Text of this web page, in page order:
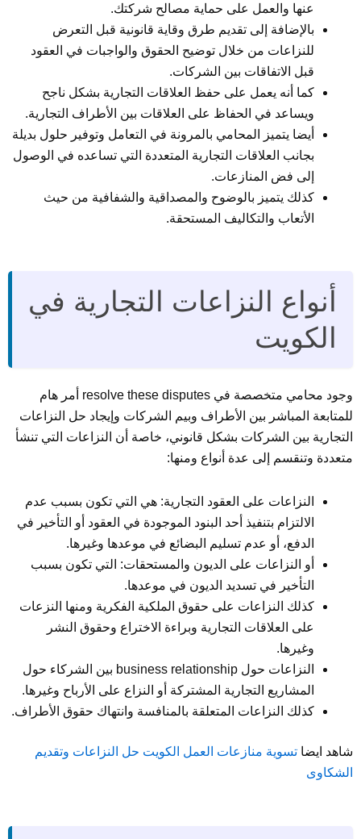
عنها والعمل على حماية مصالح شركتك.
بالإضافة إلى تقديم طرق وقاية قانونية قبل التعرض
للنزاعات من خلال توضيح الحقوق والواجبات في العقود
قبل الاتفاقات بين الشركات.
كما أنه يعمل على حفظ العلاقات التجارية بشكل ناجح
ويساعد في الحفاظ على العلاقات بين الأطراف التجارية.
أيضا يتميز المحامي بالمرونة في التعامل وتوفير حلول بديلة
بجانب العلاقات التجارية المتعددة التي تساعده في الوصول
إلى فض المنازعات.
كذلك يتميز بالوضوح والمصداقية والشفافية من حيث
الأتعاب والتكاليف المستحقة.
أنواع النزاعات التجارية في
الكويت
وجود محامي متخصصة في resolve these disputes أمر هام
للمتابعة المباشر بين الأطراف وبيم الشركات وإيجاد حل النزاعات
التجارية بين الشركات بشكل قانوني، خاصة أن النزاعات التي تنشأ
متعددة وتنقسم إلى عدة أنواع ومنها:
النزاعات على العقود التجارية: هي التي تكون بسبب عدم
الالتزام بتنفيذ أحد البنود الموجودة في العقود أو التأخير في
الدفع، أو عدم تسليم البضائع في موعدها وغيرها.
أو النزاعات على الديون والمستحقات: التي تكون بسبب
التأخير في تسديد الديون في موعدها.
كذلك النزاعات على حقوق الملكية الفكرية ومنها النزعات
على العلاقات التجارية وبراءة الاختراع وحقوق النشر
وغيرها.
النزاعات حول business relationship بين الشركاء حول
المشاريع التجارية المشتركة أو النزاع على الأرباح وغيرها.
كذلك النزاعات المتعلقة بالمنافسة وانتهاك حقوق الأطراف.
شاهد ايضا تسوية منازعات العمل الكويت حل النزاعات وتقديم
الشكاوى